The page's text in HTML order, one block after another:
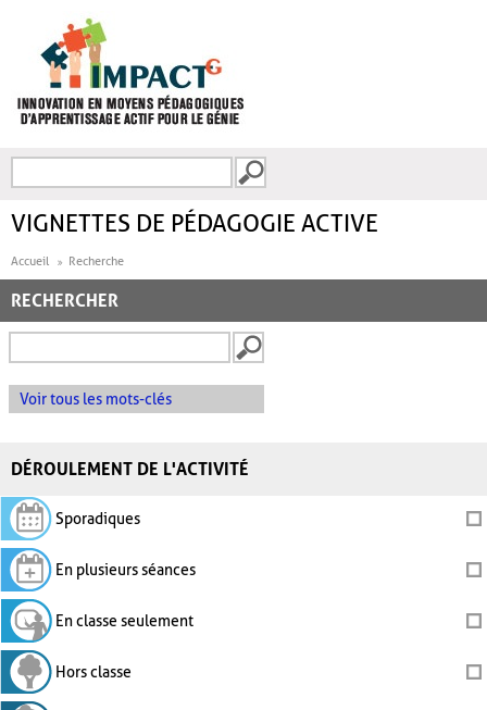
FORMULAIRE DE
VIGNETTES DE PÉDAGOGIE ACTIVE
Accueil Recherche
RECHERCHER
Voir tous les mots-clés
DÉROULEMENT DE L'ACTIVITÉ
Sporadiques
En plusieurs séances
En classe seulement
Hors classe